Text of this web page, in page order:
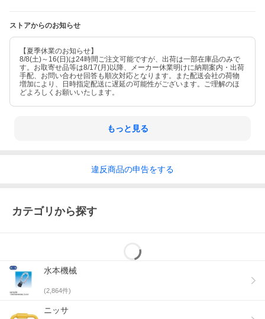
ストアからのお知らせ
【夏季休業のお知らせ】
8/8(土)～16(日)は24時間ご注文可能ですが、出荷は一部在庫品のみで
す。お取寄せ品等は8/17(月)以降、メーカー休業明けに納期案内・出荷
手配、お問い合わせ回答も順次対応となります。また配送会社の荷物
増加により、日時指定配送に遅延の可能性がございます。ご理解のほ
どよろしくお願いいたします。
もっと見る
違反商品の申告をする
カテゴリから探す
水本機械
(2,864件)
ニッサ